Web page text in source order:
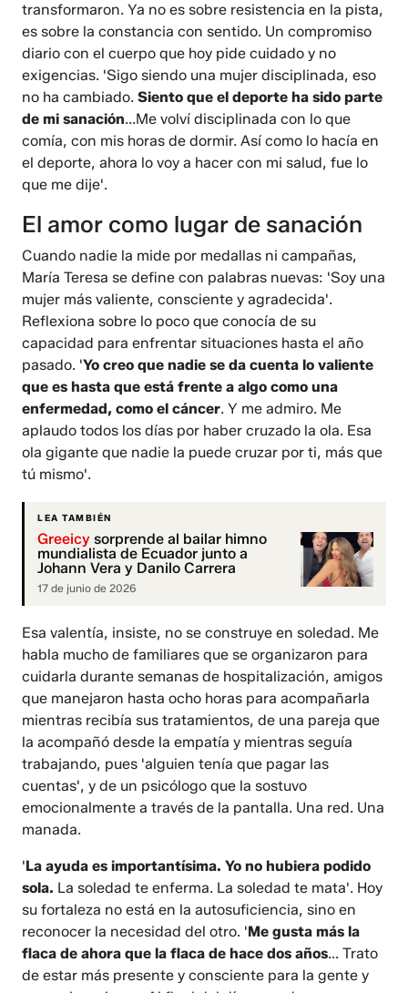
transformaron. Ya no es sobre resistencia en la pista,
es sobre la constancia con sentido. Un compromiso
diario con el cuerpo que hoy pide cuidado y no
exigencias. 'Sigo siendo una mujer disciplinada, eso
no ha cambiado.Siento que el deporte ha sido parte
de mi sanación...Me volví disciplinada con lo que
comía, con mis horas de dormir. Así como lo hacía en
el deporte, ahora lo voy a hacer con mi salud, fue lo
que me dije'.
El amor como lugar de sanación
Cuando nadie la mide por medallas ni campañas,
María Teresa se define con palabras nuevas: 'Soy una
mujer más valiente, consciente y agradecida'.
Reflexiona sobre lo poco que conocía de su
capacidad para enfrentar situaciones hasta el año
pasado. 'Yo creo que nadie se da cuenta lo valiente
que es hasta que está frente a algo como una
enfermedad, como el cáncer. Y me admiro. Me
aplaudo todos los días por haber cruzado la ola. Esa
ola gigante que nadie la puede cruzar por ti, más que
tú mismo'.
LEA TAMBIÉN
Greeicy sorprende al bailar himno
mundialista de Ecuador junto a
Johann Vera y Danilo Carrera
17 de junio de 2026
Esa valentía, insiste, no se construye en soledad. Me
habla mucho de familiares que se organizaron para
cuidarla durante semanas de hospitalización, amigos
que manejaron hasta ocho horas para acompañarla
mientras recibía sus tratamientos, de una pareja que
la acompañó desde la empatía y mientras seguía
trabajando, pues 'alguien tenía que pagar las
cuentas', y de un psicólogo que la sostuvo
emocionalmente a través de la pantalla. Una red. Una
manada.
'La ayuda es importantísima. Yo no hubiera podido
sola. La soledad te enferma. La soledad te mata'. Hoy
su fortaleza no está en la autosuficiencia, sino en
reconocer la necesidad del otro. 'Me gusta más la
flaca de ahora que la flaca de hace dos años... Trato
de estar más presente y consciente para la gente y